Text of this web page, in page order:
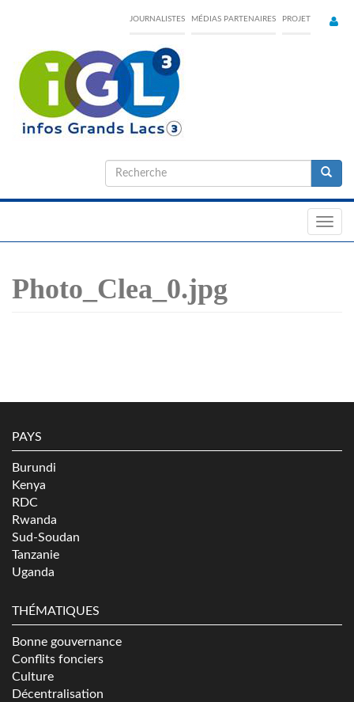
content
JOURNALISTES MÉDIAS PARTENAIRES PROJET
Formulaire
de
Photo_Clea_0.jpg
PAYS
Burundi
Kenya
RDC
Rwanda
Sud-Soudan
Tanzanie
Uganda
THÉMATIQUES
Bonne gouvernance
Conflits fonciers
Culture
Décentralisation